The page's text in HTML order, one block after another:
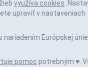
využíva cookies.
upraviť v nastaveniach
Európskej únie
pomoc potrebným ♥️.